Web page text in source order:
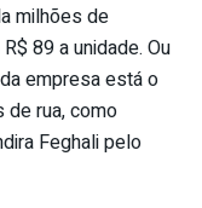
milhões de
89 a unidade. Ou
empresa está o
rua, como
Feghali pelo